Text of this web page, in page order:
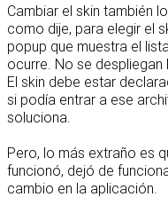
Cambiar el skin también
como dije, para elegir el
popup que muestra el
ocurre. No se despliegan
El skin debe estar
si podía entrar a ese
soluciona.
Pero, lo más extraño es
funcionó, dejó de
cambio en la aplicación.